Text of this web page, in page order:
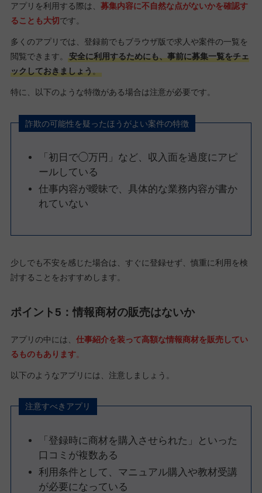
アプリを利用する際は、 募集内容に不自然な点がないかを確認す
ることも大切 です。
多くのアプリでは、登録前でもブラウザ版で求人や案件の一覧を
閲覧できます。
安全に利用するためにも、事前に募集一覧をチェ
ックしておきましょう。
特に、以下のような特徴がある場合は注意が必要です。
詐欺の可能性を疑ったほうがよい案件の特徴
「初日で◯万円」など、収入面を過度にアピ
ールしている
仕事内容が曖昧で、具体的な業務内容が書か
れていない
少しでも不安を感じた場合は、すぐに登録せず、慎重に利用を検
討することをおすすめします。
ポイント5：情報商材の販売はないか
アプリの中には、 仕事紹介を装って高額な情報商材を販売してい
るものもあります。
以下のようなアプリには、注意しましょう。
注意すべきアプリ
「登録時に商材を購入させられた」といった
口コミが複数ある
利用条件として、マニュアル購入や教材受講
が必要になっている